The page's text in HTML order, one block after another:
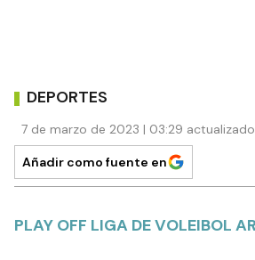
DEPORTES
7 de marzo de 2023 | 03:29
Añadir como fuente en
PLAY OFF LIGA DE VOLEIBOL